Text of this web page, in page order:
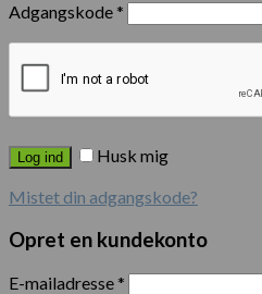
Adgangskode*
Log ind
Husk mig
Mistet din adgangskode?
Opret en kundekonto
E-mailadresse*